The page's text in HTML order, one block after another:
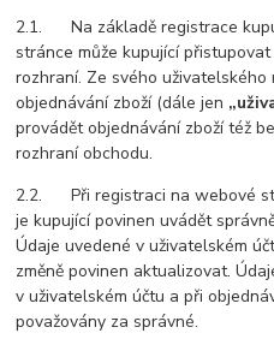
2.1. Na základě registrace
stránce může kupující
rozhraní. Ze svého
objednávání zboží (dále jen
provádět objednávání zboží též
rozhraní obchodu.
2.2. Při registraci na webové
je kupující povinen uvádět
Údaje uvedené v uživatelském
změně povinen aktualizovat.
v uživatelském účtu a při
považovány za správné.